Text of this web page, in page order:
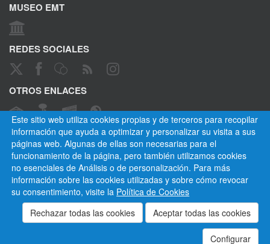
Este sitio web utiliza cookies propias y de terceros para recopilar
información que ayuda a optimizar y personalizar su visita a sus
páginas web. Algunas de ellas son necesarias para el
funcionamiento de la página, pero también utilizamos cookies
no esenciales de Análisis o de personalización. Para más
información sobre las cookies utilizadas y sobre cómo revocar
su consentimiento, visite la Política de Cookies
Configurar
MUSEO EMT
REDES SOCIALES
OTROS ENLACES
CANAL ÉTICO
Empresa Municipal de Transportes de Madrid, S. A.
Aviso legal
Normativa
Mapa del sitio
Cookies
Privacidad
Contactar
Empleados